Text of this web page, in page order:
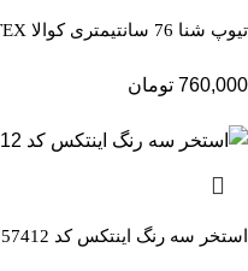
تیوپ شنا 76 سانتیمتری کوالا INTEX
760,000 تومان
استخر سه رنگ اینتکس کد 57412